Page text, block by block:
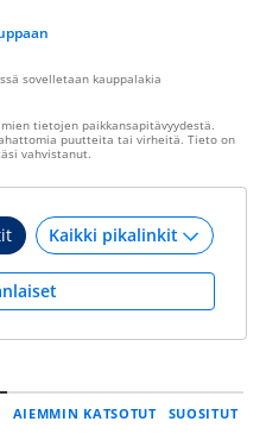
sovelletaan kauppalakia
tietojen paikkansapitävyydestä.
puutteita tai virheitä. Tieto on
vahvistanut.
AIEMMIN KATSOTUT SUOSITUT